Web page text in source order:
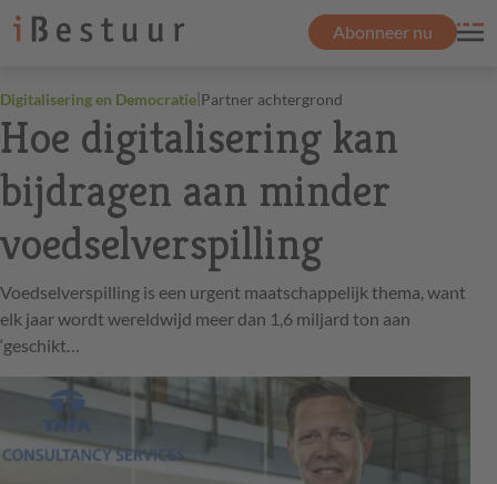
Abonneer nu
Digitalisering en Democratie|Partner achtergrond
Hoe digitalisering kan
bijdragen aan minder
voedselverspilling
Voedselverspilling is een urgent maatschappelijk thema, want
elk jaar wordt wereldwijd meer dan 1,6 miljard ton aan
‘geschikt…